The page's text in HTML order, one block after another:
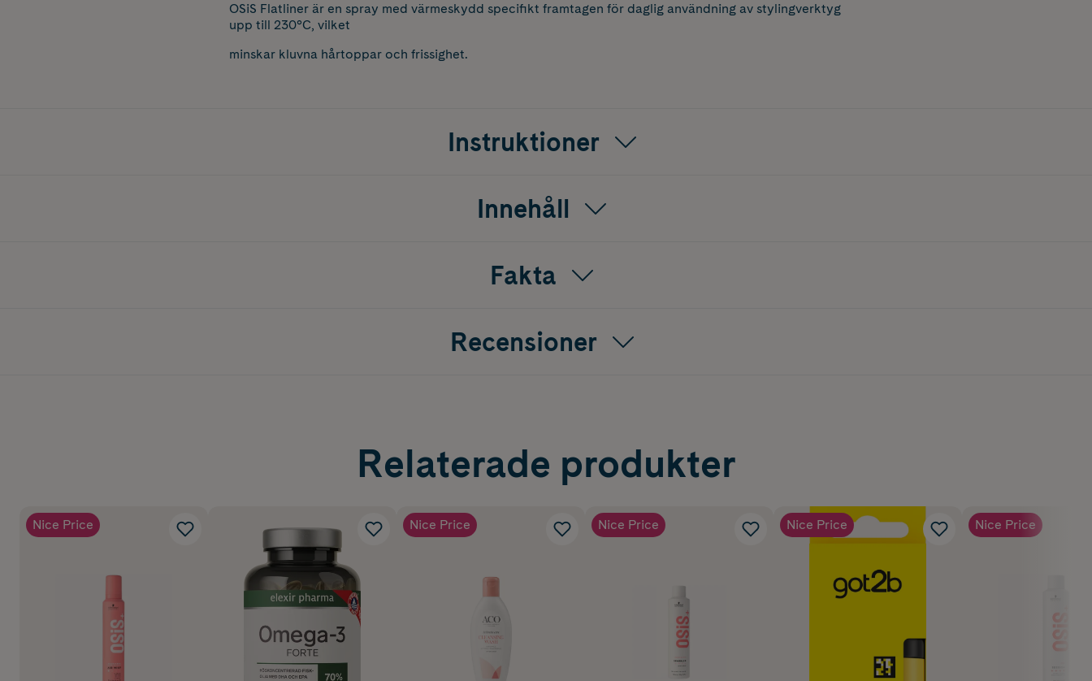
OSiS Flatliner är en spray med värmeskydd specifikt framtagen för daglig användning av stylingverktyg
upp till 230°C, vilket
minskar kluvna hårtoppar och frissighet.
Instruktioner
Innehåll
Fakta
Recensioner
Relaterade produkter
Nice Price Nice Price Nice Price Nice Price Nice Price